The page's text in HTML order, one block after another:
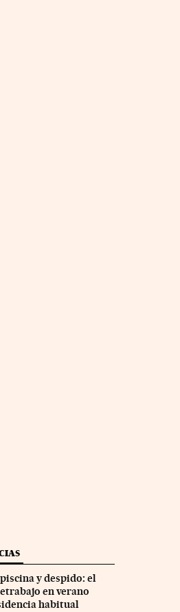
y despido: el
en verano
habitual